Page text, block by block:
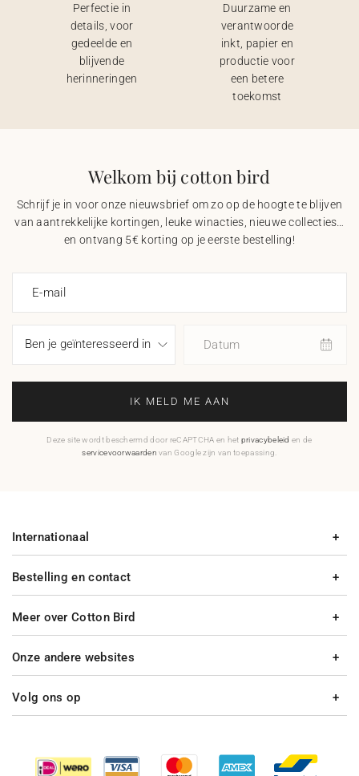
Perfectie in
details, voor
gedeelde en
blijvende
herinneringen
Duurzame en
verantwoorde
inkt, papier en
productie voor
een betere
toekomst
Welkom bij cotton bird
Schrijf je in voor onze nieuwsbrief om zo op de hoogte te blijven
van aantrekkelijke kortingen, leuke winacties, nieuwe collecties…
en ontvang 5€ korting op je eerste bestelling!
E-mail
Datum
IK MELD ME AAN
Deze site wordt beschermd door reCAPTCHA en het privacybeleid en de
servicevoorwaarden van Google zijn van toepassing.
Bestelling en contact
Meer over Cotton Bird
Internationaal
Onze andere websites
Volg ons op